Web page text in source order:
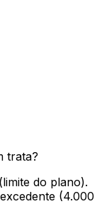
trata?
do plano).
(4.000